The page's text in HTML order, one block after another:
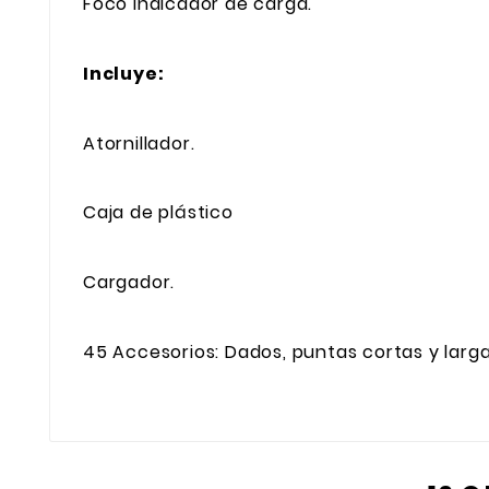
Incluye:
Atornillador.
Caja de plástico
Cargador.
45 Accesorios: Dados, puntas cortas y